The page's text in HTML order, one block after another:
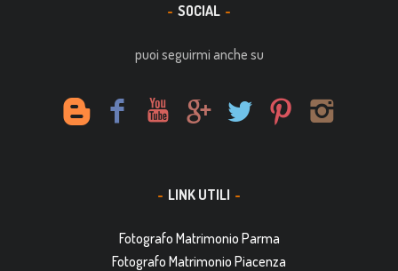
SOCIAL
puoi seguirmi anche su
LINK UTILI
Fotografo Matrimonio Parma
Fotografo Matrimonio Piacenza